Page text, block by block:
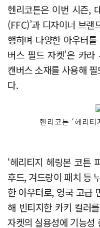
헨리코튼은 이번 시즌,
(FFC)’과 디자이너 브랜
행하며 다양한 아우터
버스 필드 자켓’은 카
캔버스 소재를 사용해
다.
헨리코튼 ‘헤리
‘헤리티지 헤링본 코튼
후드, 겨드랑이 패치 등
한 아우터로, 영국 고급
해 빈티지한 카키 컬러
자켓의 실용성에 기능성